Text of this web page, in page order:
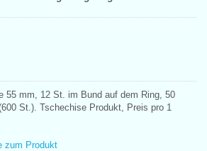
55 mm, 12 St. im Bund auf dem Ring, 50
St.). Tschechise Produkt, Preis pro 1
zum Produkt